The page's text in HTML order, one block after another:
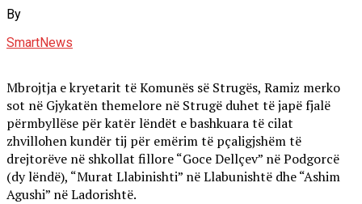
By
SmartNews
Mbrojtja e kryetarit të Komunës së Strugës, Ramiz merko
sot në Gjykatën themelore në Strugë duhet të japë fjalë
përmbyllëse për katër lëndët e bashkuara të cilat
zhvillohen kundër tij për emërim të pçaligjshëm të
drejtorëve në shkollat fillore “Goce Dellçev” në Podgorcë
(dy lëndë), “Murat Llabinishti” në Llabunishtë dhe “Ashim
Agushi” në Ladorishtë.